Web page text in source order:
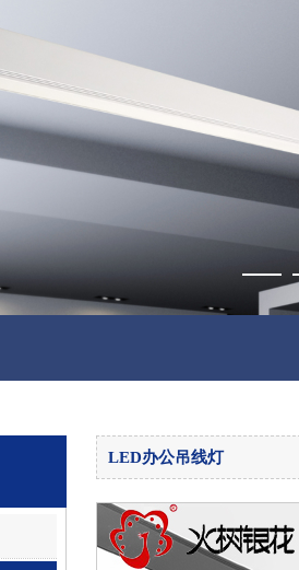
LED办公吊线灯